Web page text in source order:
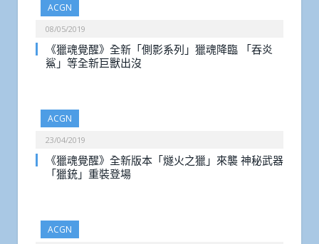
ACGN
08/05/2019
《獵魂覺醒》全新「側影系列」獵魂降臨 「吞炎
鯊」等全新巨獸出沒
ACGN
23/04/2019
《獵魂覺醒》全新版本「燧火之獵」來襲 神秘武器
「獵銃」重裝登場
ACGN